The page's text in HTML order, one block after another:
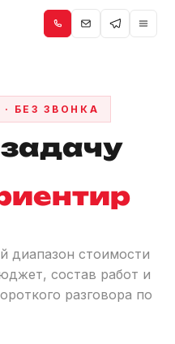
БЕЗ ЗВОНКА
диапазон стоимости
состав работ и
разговора по